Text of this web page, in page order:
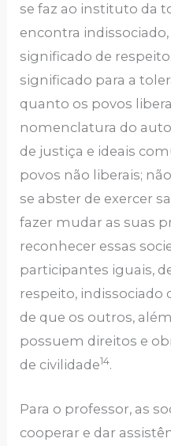
se faz ao instituto da
encontra
significado de
significado para a
quanto os povos
nomenclatura do
de justiça e ideais
povos não liberais;
se abster de exercer
fazer mudar as suas
reconhecer essas
participantes iguais,
respeito, indissociado
de que os outros,
possuem direitos e
de civilidade14.
Para o professor, as
cooperar e dar